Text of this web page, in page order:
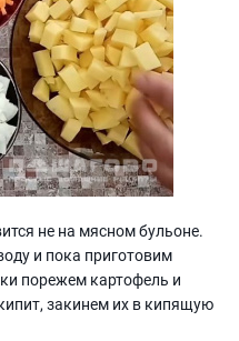
не на мясном бульоне.
и пока приготовим
порежем картофель и
закинем их в кипящую